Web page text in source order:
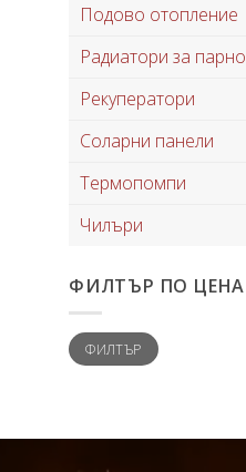
Подово отопление
Радиатори за парно
Рекуператори
Соларни панели
Термопомпи
Чилъри
ФИЛТЪР ПО ЦЕНА
Минимална
цена
Максимална
ценаФИЛТЪР